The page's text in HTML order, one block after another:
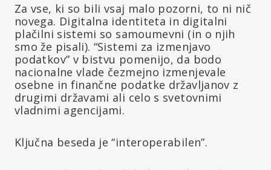
Za vse, ki so bili vsaj malo pozorni, to ni nič
novega. Digitalna identiteta in digitalni
plačilni sistemi so samoumevni (in o njih
smo že pisali). “Sistemi za izmenjavo
podatkov” v bistvu pomenijo, da bodo
nacionalne vlade čezmejno izmenjevale
osebne in finančne podatke državljanov z
drugimi državami ali celo s svetovnimi
vladnimi agencijami.
Ključna beseda je “interoperabilen”.